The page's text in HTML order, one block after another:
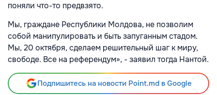
поняли что-то предвзято.
Мы, граждане Республики Молдова, не позволим
собой манипулировать и быть запуганным стадом.
Мы, 20 октября, сделаем решительный шаг к миру,
свободе. Все на референдум», - заявил тогда Нантой.
Подпишитесь на новости Point.md в Google